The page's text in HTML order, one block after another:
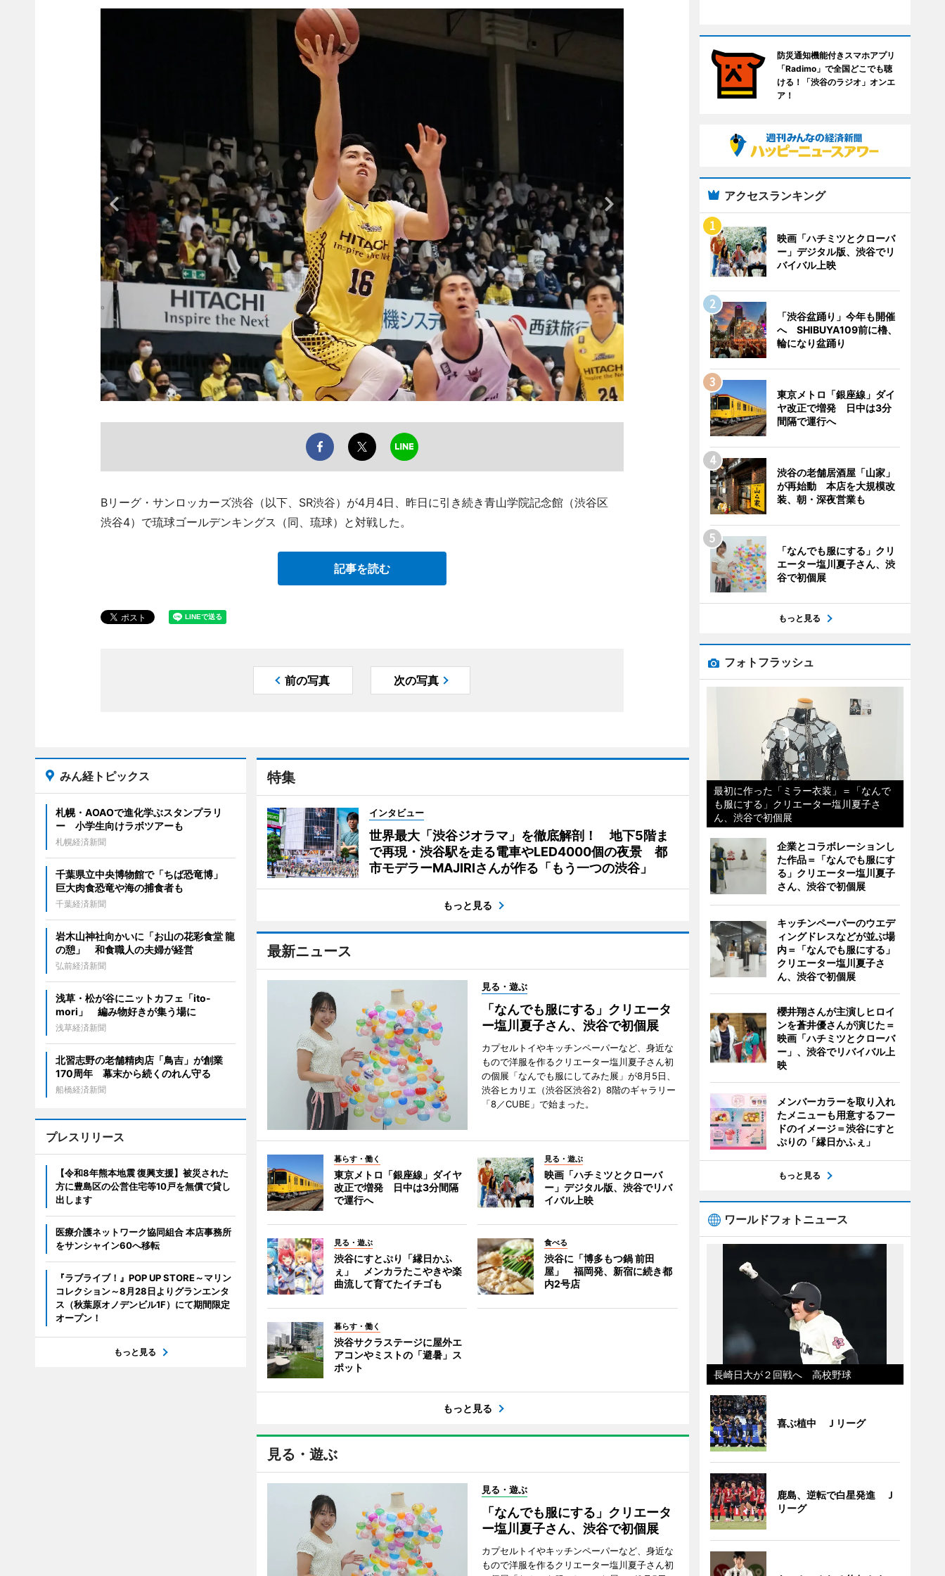
Bリーグ・サンロッカーズ渋谷（以下、SR渋谷）が4月4日、昨日に引き続き青山学院記念館（渋谷区
渋谷4）で琉球ゴールデンキングス（同、琉球）と対戦した。
記事を読む
前の写真 次の写真
特集
インタビュー
世界最大「渋谷ジオラマ」を徹底解剖！ 地下5階ま
で再現・渋谷駅を走る電車やLED4000個の夜景 都
市モデラーMAJIRIさんが作る「もう一つの渋谷」
もっと見る
最新ニュース
見る・遊ぶ
「なんでも服にする」クリエータ
ー塩川夏子さん、渋谷で初個展
カプセルトイやキッチンペーパーなど、身近な
もので洋服を作るクリエーター塩川夏子さん初
の個展「なんでも服にしてみた展」が8月5日、
渋谷ヒカリエ（渋谷区渋谷2）8階のギャラリー
「8／CUBE」で始まった。
暮らす・働く
東京メトロ「銀座線」ダイヤ
改正で増発 日中は3分間隔
で運行へ
見る・遊ぶ
映画「ハチミツとクローバ
ー」デジタル版、渋谷でリバ
イバル上映
見る・遊ぶ
渋谷にすとぷり「縁日かふ
ぇ」 メンカラたこやきや楽
曲流して育てたイチゴも
食べる
渋谷に「博多もつ鍋 前田
屋」 福岡発、新宿に続き都
内2号店
暮らす・働く
渋谷サクラステージに屋外エ
アコンやミストの「避暑」ス
ポット
もっと見る
見る・遊ぶ
見る・遊ぶ
「なんでも服にする」クリエータ
ー塩川夏子さん、渋谷で初個展
カプセルトイやキッチンペーパーなど、身近な
もので洋服を作るクリエーター塩川夏子さん初
みん経トピックス
札幌・AOAOで進化学ぶスタンプラリ
ー 小学生向けラボツアーも
札幌経済新聞
千葉県立中央博物館で「ちば恐竜博」
巨大肉食恐竜や海の捕食者も
千葉経済新聞
岩木山神社向かいに「お山の花彩食堂 龍
の憩」 和食職人の夫婦が経営
弘前経済新聞
浅草・松が谷にニットカフェ「ito-
mori」 編み物好きが集う場に
浅草経済新聞
北習志野の老舗精肉店「鳥吉」が創業
170周年 幕末から続くのれん守る
船橋経済新聞
プレスリリース
【令和8年熊本地震 復興支援】被災された
方に豊島区の公営住宅等10戸を無償で貸し
出します
医療介護ネットワーク協同組合 本店事務所
をサンシャイン60へ移転
『ラブライブ！』POP UP STORE～マリン
コレクション～8月28日よりグランエンタ
ス（秋葉原オノデンビル1F）にて期間限定
オープン！
もっと見る
防災通知機能付きスマホアプリ
「Radimo」で全国どこでも聴
ける！「渋谷のラジオ」オンエ
ア！
アクセスランキング
映画「ハチミツとクローバ
ー」デジタル版、渋谷でリ
バイバル上映
「渋谷盆踊り」今年も開催
へ SHIBUYA109前に櫓、
輪になり盆踊り
東京メトロ「銀座線」ダイ
ヤ改正で増発 日中は3分
間隔で運行へ
渋谷の老舗居酒屋「山家」
が再始動 本店を大規模改
装、朝・深夜営業も
「なんでも服にする」クリ
エーター塩川夏子さん、渋
谷で初個展
もっと見る
フォトフラッシュ
最初に作った「ミラー衣装」＝「なんで
も服にする」クリエーター塩川夏子さ
ん、渋谷で初個展
企業とコラボレーションし
た作品＝「なんでも服にす
る」クリエーター塩川夏子
さん、渋谷で初個展
キッチンペーパーのウエデ
ィングドレスなどが並ぶ場
内＝「なんでも服にする」
クリエーター塩川夏子さ
ん、渋谷で初個展
櫻井翔さんが主演しヒロイ
ンを蒼井優さんが演じた＝
映画「ハチミツとクローバ
ー」、渋谷でリバイバル上
映
メンバーカラーを取り入れ
たメニューも用意するフー
ドのイメージ＝渋谷にすと
ぷりの「縁日かふぇ」
もっと見る
ワールドフォトニュース
長崎日大が２回戦へ 高校野球
喜ぶ植中 Ｊリーグ
鹿島、逆転で白星発進 Ｊ
リーグ